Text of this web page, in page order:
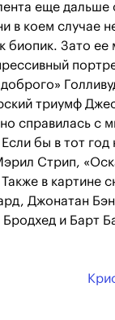
еще дальше
в коем случае
биопик. Зато ее
триумф
справилась с
бы в тот год
Стрип,
в картине
Джонатан
и Барт